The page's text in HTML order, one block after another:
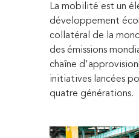
La mobilité est un
développement
collatéral de la
des émissions
chaîne
initiatives lancées
quatre générations.